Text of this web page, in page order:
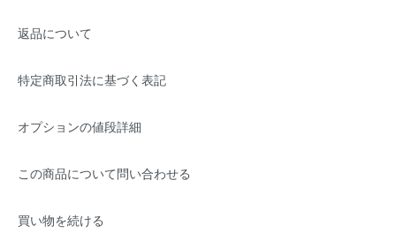
返品について
特定商取引法に基づく表記
オプションの値段詳細
この商品について問い合わせる
買い物を続ける